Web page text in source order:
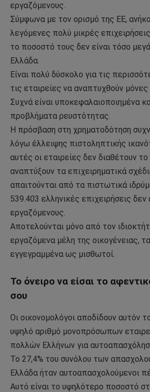
εργαζόμενους.
Σύμφωνα με τον ορισμό της ΕΕ,
λεγόμενες πολύ μικρές
το ποσοστό τους δεν είναι τόσο
Ελλάδα.
Είναι πολύ δύσκολο για τις
τις εταιρείες να αναπτυχθούν μόνες
Συχνά είναι υποκεφαλαιοποιημένα
προβλήματα ρευστότητας.
Η πρόσβαση στη χρηματοδότηση
λόγω έλλειψης πιστοληπτικής
αυτές οι εταιρείες δεν διαθέτουν
αναπτύξουν τα επιχειρηματικά
απαιτούνται από τα πιστωτικά
539.403 ελληνικές επιχειρήσεις
εργαζόμενους.
Αποτελούνται μόνο από τον
εργαζόμενα μέλη της οικογένειας,
εγγεγραμμένα ως μισθωτοί.
Το όνειρο να είσαι το
σου
Οι οικονομολόγοι αποδίδουν αυτόν
υψηλό αριθμό μονοπρόσωπων
πολλών Ελλήνων για
Το 27,4% του συνόλου των
Ελλάδα ήταν αυτοαπασχολούμενοι
Αυτό είναι το υψηλότερο ποσοστό